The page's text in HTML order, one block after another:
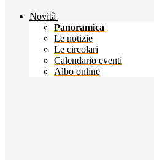
Novità
Panoramica
Le notizie
Le circolari
Calendario eventi
Albo online